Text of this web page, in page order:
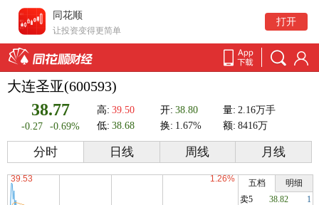
同花顺
让投资变得更简单
打开
大连圣亚(600593)
38.77
-0.27 -0.69%
高: 39.50 开: 38.80 量: 2.16万手
低: 38.68 换: 1.67% 额: 8416万
分时 日线 周线 月线
五档
明细
卖5
38.82
1